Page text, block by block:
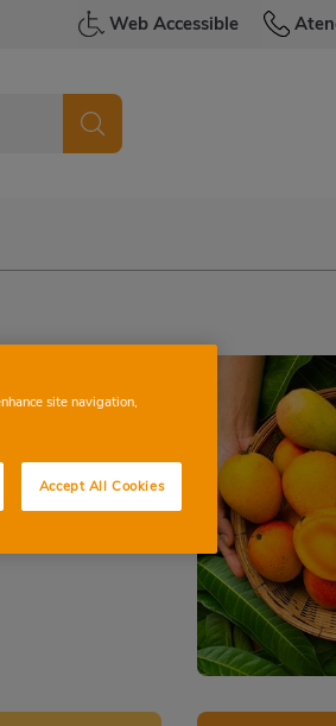
Web Accessible
casa. Tria'n
site navigation,
Accept All Cookies